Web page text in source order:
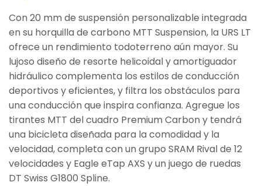
Con 20 mm de suspensión personalizable integrada
en su horquilla de carbono MTT Suspension, la URS LT
ofrece un rendimiento todoterreno aún mayor. Su
lujoso diseño de resorte helicoidal y amortiguador
hidráulico complementa los estilos de conducción
deportivos y eficientes, y filtra los obstáculos para
una conducción que inspira confianza. Agregue los
tirantes MTT del cuadro Premium Carbon y tendrá
una bicicleta diseñada para la comodidad y la
velocidad, completa con un grupo SRAM Rival de 12
velocidades y Eagle eTap AXS y un juego de ruedas
DT Swiss G1800 Spline.